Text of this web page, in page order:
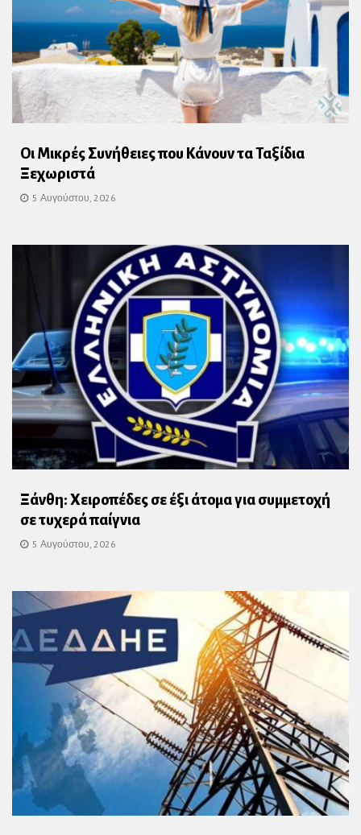
Οι Μικρές Συνήθειες που Κάνουν τα Ταξίδια
Ξεχωριστά
5 Αυγούστου, 2026
Ξάνθη: Χειροπέδες σε έξι άτομα για συμμετοχή
σε τυχερά παίγνια
5 Αυγούστου, 2026